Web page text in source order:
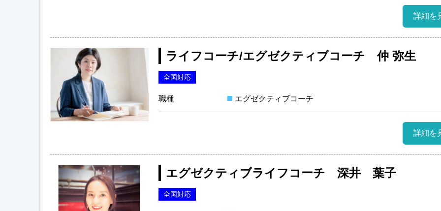
詳細を
ライフコーチ/エグゼクティブコーチ 仲 弥生
全国対応
職種 エグゼクティブコーチ
詳細を
エグゼクティブライフコーチ 深井 葉子
全国対応